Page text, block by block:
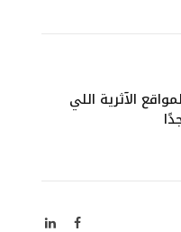
الآثرية اللي
فيسبوكلينكدإن